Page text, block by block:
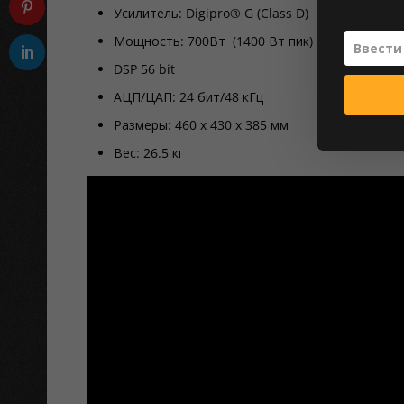
Усилитель: Digipro® G (Class D)
Мощность: 700Вт (1400 Вт пик)
DSP 56 bit
АЦП/ЦАП: 24 бит/48 кГц
Размеры: 460 х 430 х 385 мм
Вес: 26.5 кг